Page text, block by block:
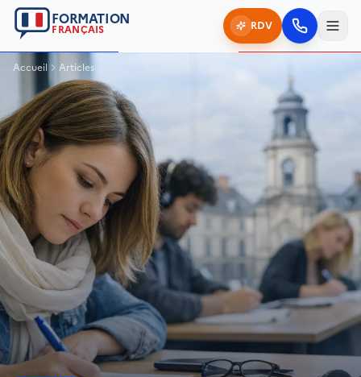
FORMATION
FRANÇAIS RDV
Accueil Articles